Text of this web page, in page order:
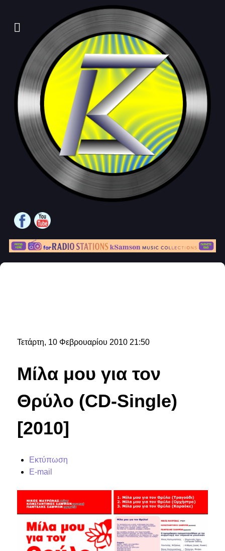
Τετάρτη, 10 Φεβρουαρίου 2010 21:50
Μίλα μου για τον
Θρύλο (CD-Single)
[2010]
Εκτύπωση
E-mail